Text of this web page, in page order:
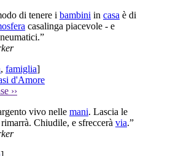
di tenere i bambini in casa è di
casalinga piacevole - e
, famiglia]
d'Amore
››
vivo nelle mani. Lascia le
rimarrà. Chiudile, e sfreccerà via.”